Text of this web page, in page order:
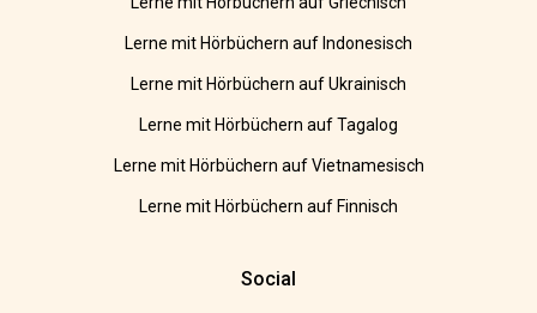
Lerne mit Hörbüchern auf Indonesisch
Lerne mit Hörbüchern auf Ukrainisch
Lerne mit Hörbüchern auf Tagalog
Lerne mit Hörbüchern auf Vietnamesisch
Lerne mit Hörbüchern auf Finnisch
Social